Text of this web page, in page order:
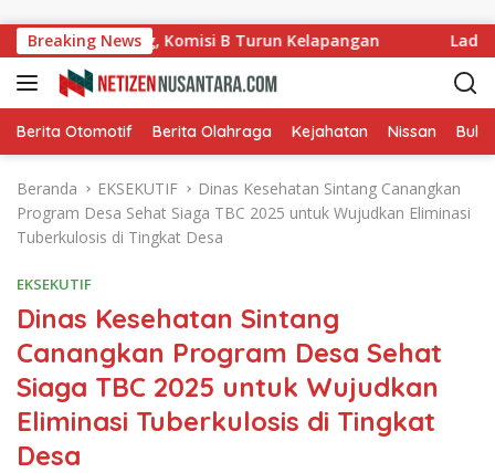
Breaking News
Ladang, Komisi B Turun Kelapangan Ladullah
Berita Otomotif Berita Olahraga Kejahatan Nissan
Beranda EKSEKUTIF
Dinas Kesehatan Sintang Canangkan
Program Desa Sehat Siaga TBC 2025 untuk Wujudkan Eliminasi
Tuberkulosis di Tingkat Desa
EKSEKUTIF
Dinas Kesehatan Sintang
Canangkan Program Desa Sehat
Siaga TBC 2025 untuk Wujudkan
Eliminasi Tuberkulosis di Tingkat
Desa